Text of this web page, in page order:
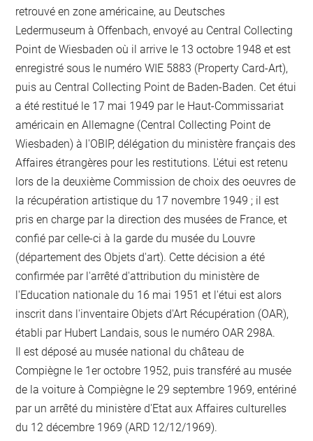
retrouvé en zone américaine, au Deutsches
Ledermuseum à Offenbach, envoyé au Central Collecting
Point de Wiesbaden où il arrive le 13 octobre 1948 et est
enregistré sous le numéro WIE 5883 (Property Card-Art),
puis au Central Collecting Point de Baden-Baden. Cet étui
a été restitué le 17 mai 1949 par le Haut-Commissariat
américain en Allemagne (Central Collecting Point de
Wiesbaden) à l'OBIP, délégation du ministère français des
Affaires étrangères pour les restitutions. L'étui est retenu
lors de la deuxième Commission de choix des oeuvres de
la récupération artistique du 17 novembre 1949 ; il est
pris en charge par la direction des musées de France, et
confié par celle-ci à la garde du musée du Louvre
(département des Objets d'art). Cette décision a été
confirmée par l'arrêté d'attribution du ministère de
l'Education nationale du 16 mai 1951 et l'étui est alors
inscrit dans l'inventaire Objets d'Art Récupération (OAR),
établi par Hubert Landais, sous le numéro OAR 298A.
Il est déposé au musée national du château de
Compiègne le 1er octobre 1952, puis transféré au musée
de la voiture à Compiègne le 29 septembre 1969, entériné
par un arrêté du ministère d'Etat aux Affaires culturelles
du 12 décembre 1969 (ARD 12/12/1969).